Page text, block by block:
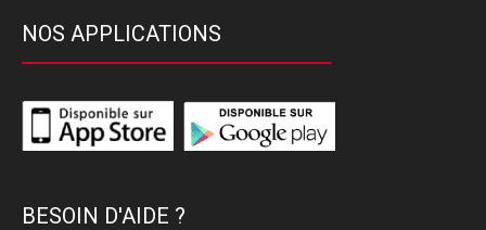
NOS APPLICATIONS
BESOIN D'AIDE ?